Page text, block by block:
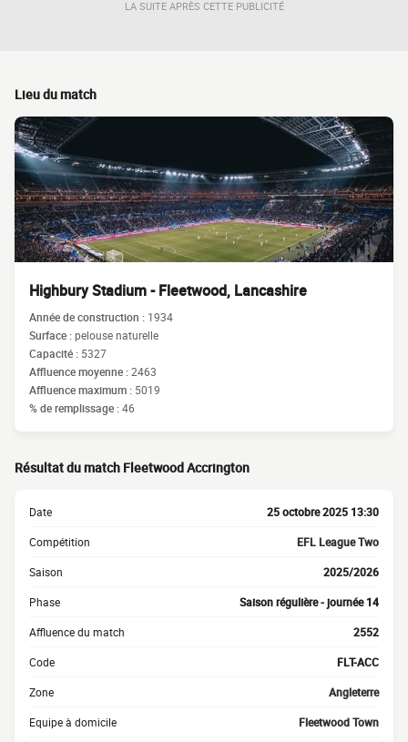
LA SUITE APRÈS CETTE PUBLICITÉ
Lieu du match
Highbury Stadium - Fleetwood, Lancashire
Année de construction : 1934
Surface :pelouse naturelle
Capacité : 5327
Affluence moyenne :2463
Affluence maximum : 5019
% de remplissage :46
Résultat du match Fleetwood Accrington
Date 25 octobre 2025 13:30
Compétition EFL League Two
Saison 2025/2026
Phase Saison régulière - journée 14
Affluence du match 2552
Code FLT-ACC
Zone Angleterre
Equipe à domicile Fleetwood Town